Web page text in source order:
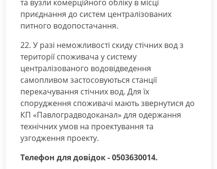
та вузли комерційного обліку в місці
приєднання до систем централізованих
питного водопостачання.
22. У разі неможливості скиду стічних вод з
території споживача у систему
централізованого водовідведення
самопливом застосовуються станції
перекачування стічних вод. Для їх
спорудження споживачі мають звернутися до
КП «Павлоградводоканал» для одержання
технічних умов на проектування та
узгодження проекту.
Телефон для довідок - 0503630014.